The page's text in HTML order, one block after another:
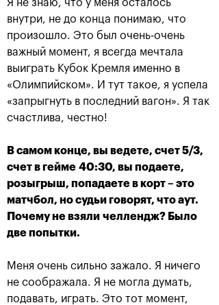
Кубок Кремля»-2018
25 октября, 18:00
Я не знаю, что у меня осталось
внутри, не до конца понимаю, что
произошло. Это был очень-очень
важный момент, я всегда мечтала
выиграть Кубок Кремля именно в
«Олимпийском». И тут такое, я успела
«запрыгнуть в последний вагон». Я так
счастлива, честно!
В самом конце, вы ведете, счет 5/3,
счет в гейме 40:30, вы подаете,
розыгрыш, попадаете в корт – это
матчбол, но судьи говорят, что аут.
Почему не взяли челлендж? Было
две попытки.
Меня очень сильно зажало. Я ничего
не соображала. Я не могла думать,
подавать, играть. Это тот момент,